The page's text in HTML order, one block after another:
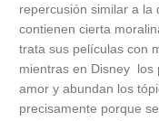
repercusión similar a la
contienen cierta
trata sus películas con
mientras en Disney los
amor y abundan los
precisamente porque